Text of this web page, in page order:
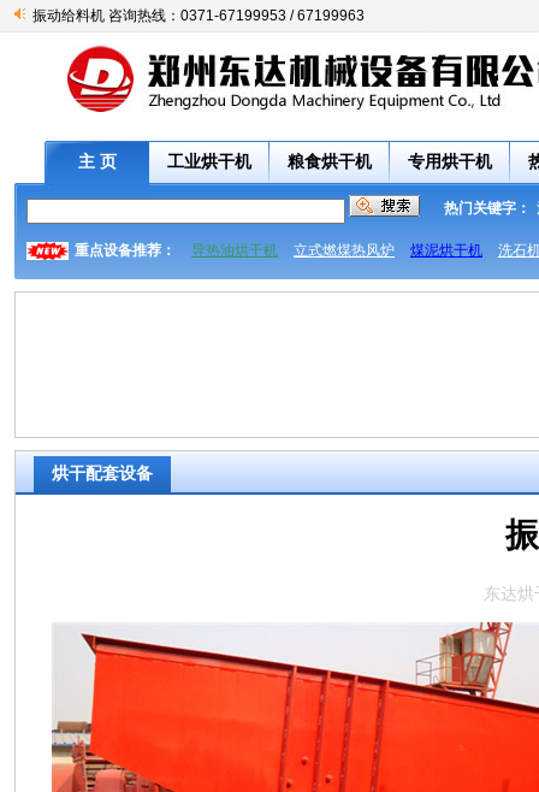
振动给料机 咨询热线：0371-67199953 / 67199963
主 页 工业烘干机 粮食烘干机 专用烘干机
热门关键字：
重点设备推荐： 导热油烘干机 立式燃煤热风炉 煤泥烘干机 洗石
烘干配套设备
东达烘